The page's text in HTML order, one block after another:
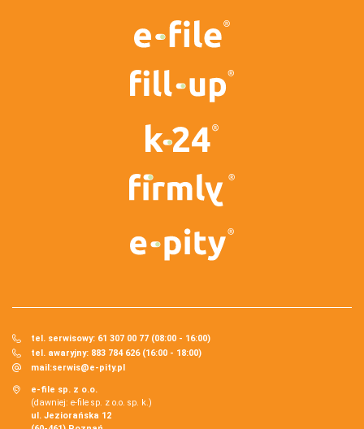
tel. serwisowy: 61 307 00 77 (08:00 - 16:00)
tel. awaryjny: 883 784 626 (16:00 - 18:00)
mail:serwis@e-pity.pl
e-file sp. z o.o.
(dawniej: e-file sp. z o.o. sp. k.)
ul. Jeziorańska 12